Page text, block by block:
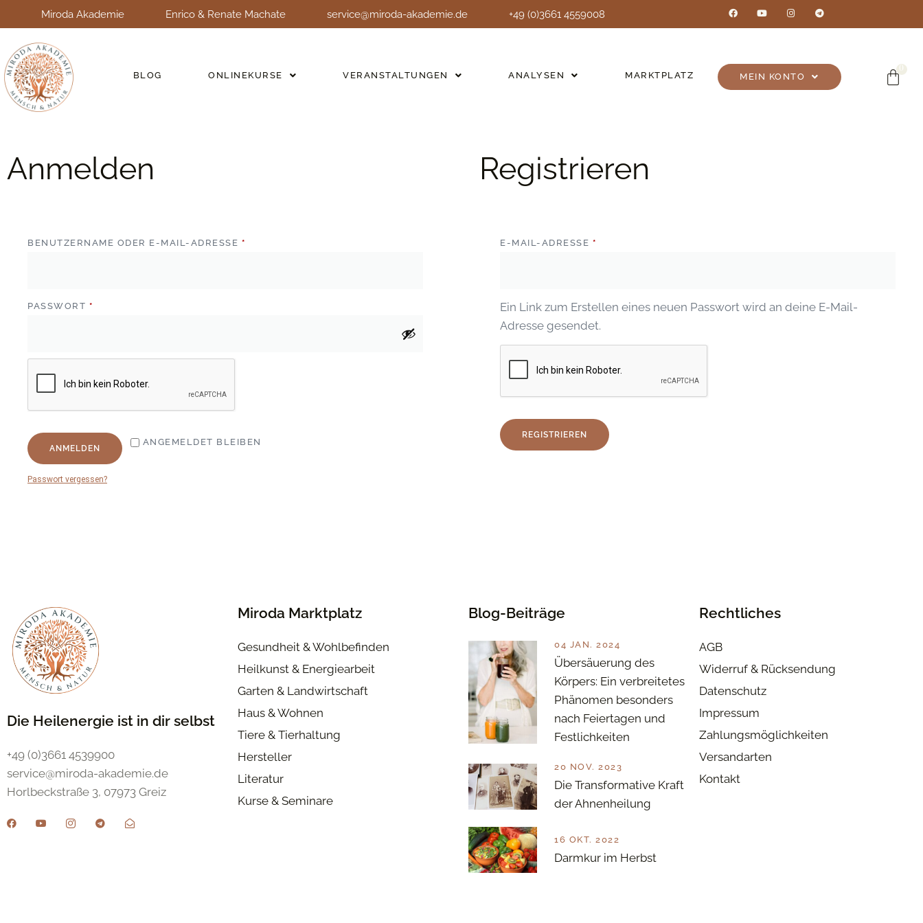
Miroda Akademie Enrico & Renate Machate service@miroda-akademie.de +49 (0)3661 4559008
BLOG ONLINEKURSE VERANSTALTUNGEN ANALYSEN MARKTPLATZ MEIN KONTO
Anmelden
BENUTZERNAME ODER E-MAIL-ADRESSE *
PASSWORT *
ANGEMELDET BLEIBEN
ANMELDEN
Passwort vergessen?
Registrieren
E-MAIL-ADRESSE *
Ein Link zum Erstellen eines neuen Passwort wird an deine E-Mail-
Adresse gesendet.
REGISTRIEREN
Die Heilenergie ist in dir selbst
+49 (0)3661 4539900
service@miroda-akademie.de
Horlbeckstraße 3, 07973 Greiz
Miroda Marktplatz
Gesundheit & Wohlbefinden
Heilkunst & Energiearbeit
Garten & Landwirtschaft
Haus & Wohnen
Tiere & Tierhaltung
Hersteller
Literatur
Kurse & Seminare
Blog-Beiträge
04 JAN. 2024
Übersäuerung des
Körpers: Ein verbreitetes
Phänomen besonders
nach Feiertagen und
Festlichkeiten
20 NOV. 2023
Die Transformative Kraft
der Ahnenheilung
16 OKT. 2022
Darmkur im Herbst
Rechtliches
AGB
Widerruf & Rücksendung
Datenschutz
Impressum
Zahlungsmöglichkeiten
Versandarten
Kontakt